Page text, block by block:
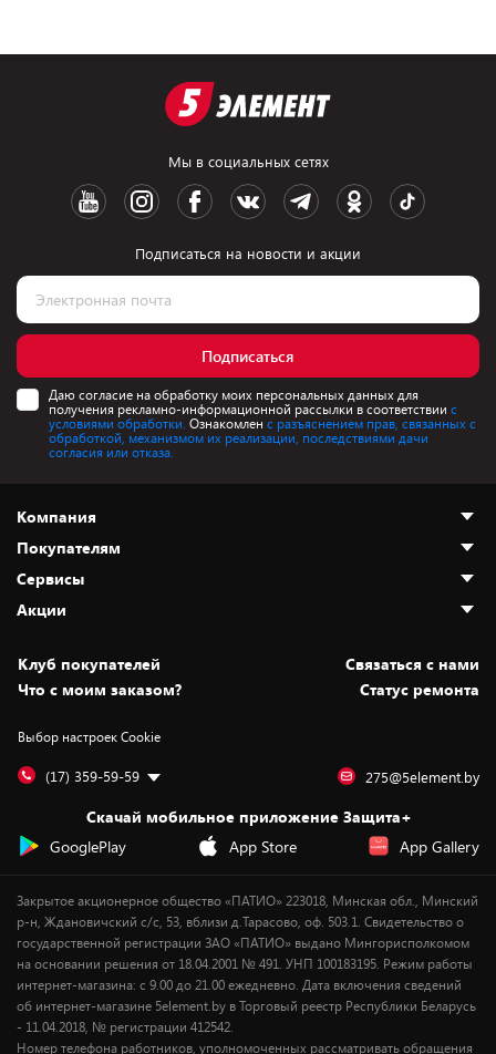
Мы в социальных сетях
Подписаться на новости и акции
Подписаться
Даю согласие на обработку моих персональных данных для
получения рекламно-информационной рассылки в соответствии с
условиями обработки. Ознакомлен с разъяснением прав, связанных с
обработкой, механизмом их реализации, последствиями дачи
согласия или отказа.
Компания
О нас
Адреса магазинов
Новости
Статьи и обзоры
Вакансии
Дай пять добру!
Покупателям
Как сделать заказ
Оплата и доставка
Безналичный расчёт
Обмен и возврат товара
Обработка персональных данных
Подарочные карты
Сервисы
Установка техники
Для игровых консолей
Для мобильных устройств
Для компьютеров
Сервисные центры
Акции
Скидки и промокоды
Белорусские товары
Бонусы
Оплата частями
Новинки
Клуб покупателей
Cвязаться с нами
Что с моим заказом?
Статус ремонта
Выбор настроек Cookie
(17) 359-59-59 275@5element.by
Скачай мобильное приложение Защита+
GooglePlay
App Store App Gallery
Закрытое акционерное общество «ПАТИО» 223018, Минская обл., Минский
р-н, Ждановичский с/с, 53, вблизи д.Тарасово, оф. 503.1. Свидетельство о
государственной регистрации ЗАО «ПАТИО» выдано Мингорисполкомом
на основании решения от 18.04.2001 № 491. УНП 100183195. Режим работы
интернет-магазина: с 9.00 до 21.00 ежедневно. Дата включения сведений
об интернет-магазине 5element.by в Торговый реестр Республики Беларусь
- 11.04.2018, № регистрации 412542.
Номер телефона работников, уполномоченных рассматривать обращения